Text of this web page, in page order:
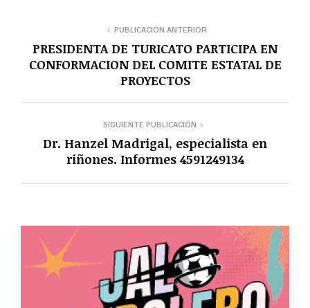
PUBLICACIÓN ANTERIOR
PRESIDENTA DE TURICATO PARTICIPA EN
CONFORMACION DEL COMITE ESTATAL DE
PROYECTOS
SIGUIENTE PUBLICACIÓN
Dr. Hanzel Madrigal, especialista en
riñones. Informes 4591249134